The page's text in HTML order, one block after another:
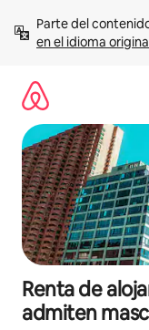
contenido
Parte del
en el idioma
Renta de
admiten